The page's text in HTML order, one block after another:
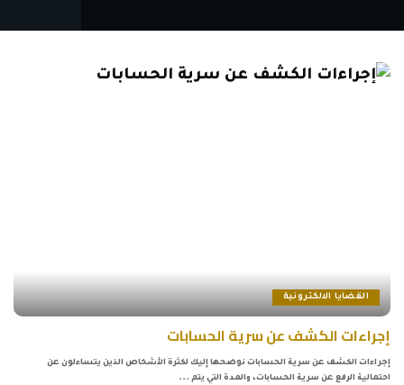
القضايا الالكترونية
إجراءات الكشف عن سرية الحسابات
إجراءات الكشف عن سرية الحسابات نوضحها إليك لكثرة الأشخاص الذين يتساءلون عن
احتمالية الرفع عن سرية الحسابات، والمدة التي يتم ...